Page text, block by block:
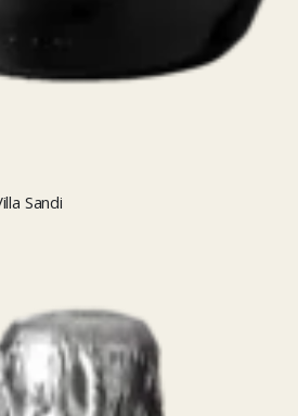
Sandi